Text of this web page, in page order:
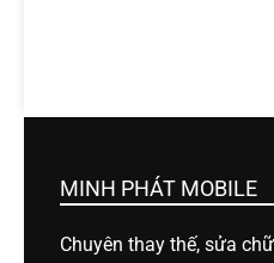
MINH PHÁT MOBILE
Chuyên thay thế, sửa